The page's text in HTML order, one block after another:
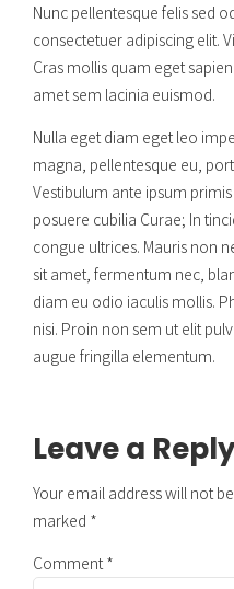
Nunc pellentesque felis sed
consectetuer adipiscing elit.
Cras mollis quam eget
amet sem lacinia euismod.
Nulla eget diam eget leo
magna, pellentesque eu,
Vestibulum ante ipsum
posuere cubilia Curae; In
congue ultrices. Mauris non
sit amet, fermentum nec,
diam eu odio iaculis mollis.
nisi. Proin non sem ut elit
augue fringilla elementum.
Leave a
Your email address will not
marked *
Comment*